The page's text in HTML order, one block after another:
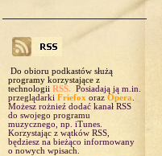
Do obioru podkastów służą
programy korzystające z
technologii RSS.
Posiadają ją m.in.
przeglądarki Friefox oraz Opera
Możesz rożnieź dodać kanał RSS
do swojego programu
muzycznego, np. iTunes.
Korzystając z wątków RSS,
będziesz na bieżąco informowany
o nowych wpisach.